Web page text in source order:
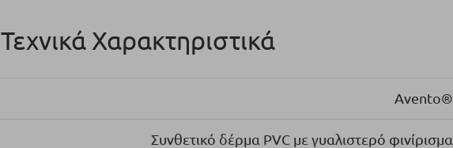
Τεχνικά Χαρακτηριστικά
Avento®
Συνθετικό δέρμα PVC με γυαλιστερό φινίρισμα